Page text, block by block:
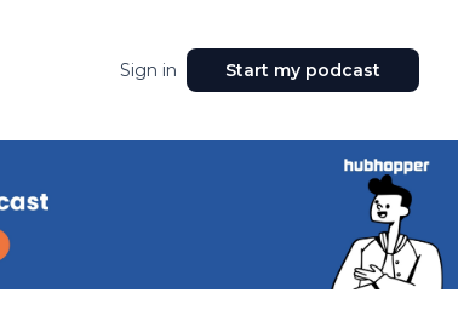
Sign in Start my podcast